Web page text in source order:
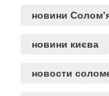
новини
новини києва
новости